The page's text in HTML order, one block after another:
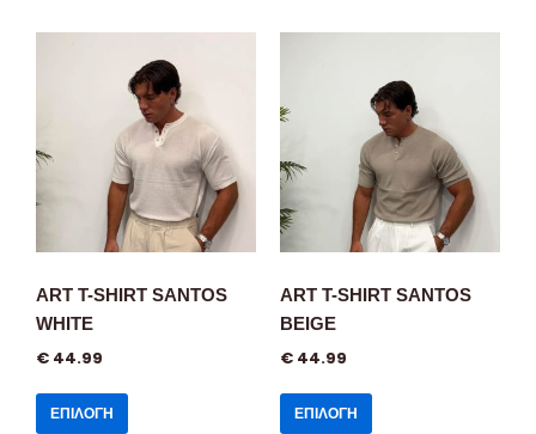
ART T-SHIRT SANTOS
WHITE
€ 44.99
ΕΠΙΛΟΓΉ
ART T-SHIRT SANTOS
BEIGE
€ 44.99
ΕΠΙΛΟΓΉ